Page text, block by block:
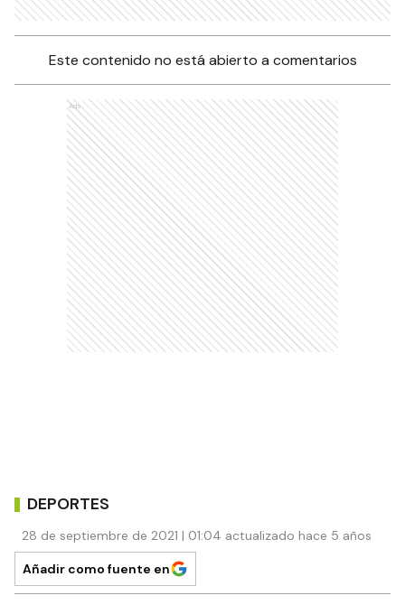
Este contenido no está abierto a comentarios
Ads
DEPORTES
28 de septiembre de 2021 | 01:04 actualizado hace 5 años
Añadir como fuente en